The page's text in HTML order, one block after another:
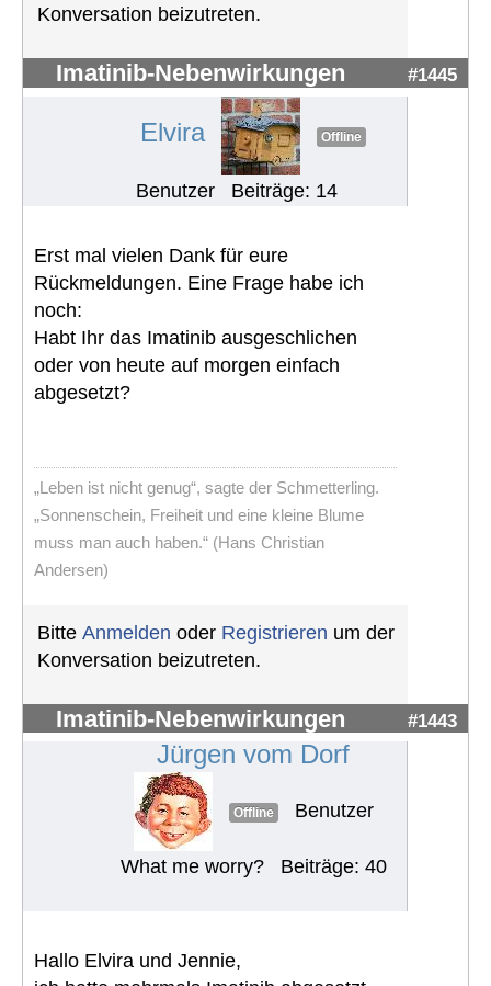
Konversation beizutreten.
Imatinib-Nebenwirkungen #1445
Elvira Offline
Benutzer Beiträge: 14
Erst mal vielen Dank für eure
Rückmeldungen. Eine Frage habe ich
noch:
Habt Ihr das Imatinib ausgeschlichen
oder von heute auf morgen einfach
abgesetzt?
„Leben ist nicht genug“, sagte der Schmetterling.
„Sonnenschein, Freiheit und eine kleine Blume
muss man auch haben.“ (Hans Christian
Andersen)
Bitte Anmelden oder Registrieren um der
Konversation beizutreten.
Imatinib-Nebenwirkungen #1443
Jürgen vom Dorf
Offline Benutzer
What me worry? Beiträge: 40
Hallo Elvira und Jennie,